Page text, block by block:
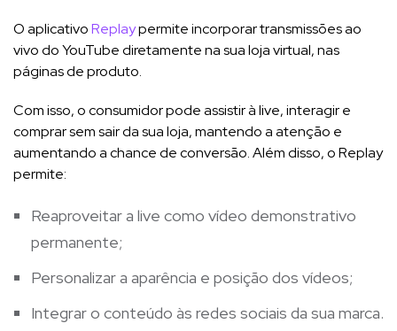
O aplicativoReplaypermite incorporar transmissões ao
vivo do YouTube diretamente na sua loja virtual, nas
páginas de produto.
Com isso, o consumidor pode assistir à live, interagir e
comprar sem sair da sua loja, mantendo a atenção e
aumentando a chance de conversão. Além disso, o Replay
permite:
Reaproveitar a live como vídeo demonstrativo
permanente;
Personalizar a aparência e posição dos vídeos;
Integrar o conteúdo às redes sociais da sua marca.